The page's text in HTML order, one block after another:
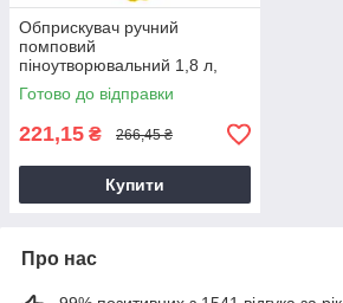
Обприскувач ручний
помповий
піноутворювальний 1,8 л,
Садовий обприскувач,
Обприскувач для клумб,
Обприскувач для грядок
Готово до відправки
221,15 ₴ 266,45 ₴
Купити
Про нас